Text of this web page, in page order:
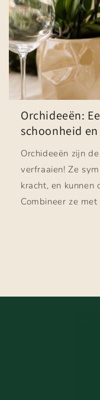
Orchideeën:
schoonheid
Orchideeën zijn
verfraaien! Ze
kracht, en
Combineer ze